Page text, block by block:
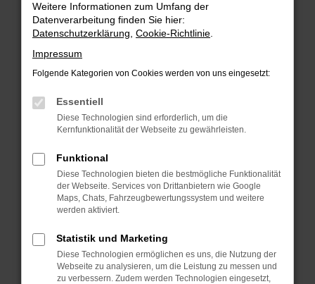
Überprüfe deine Firewall und deine
Internetverbindung.
Laden andere Webseiten, zum Beispiel deine
Suchmaschine?
Prüfe deine Browsererweiterungen.
Manche Erweiterungen, wie Werbeblocker,
können das Laden bestimmter Seiten
verhindern. Funktioniert die Seite in einem
Fenster?
Starte dein Gerät neu.
Das kann manchmal helfen, vorübergehende
Probleme zu beheben.
Betriebssystem auf dem neuesten Stand
sind.
Veraltete Software birgt nicht nur ein
Weitere Informationen zum Umfang der
Datenverarbeitung finden Sie hier:
Datenschutzerklärung Cookie-Richtlinie
Impressum
Folgende Kategorien von Cookies werden von uns eingesetzt:
Essentiell
Diese Technologien sind erforderlich, um die
Kernfunktionalität der Webseite zu gewährleisten.
Funktional
Diese Technologien bieten die bestmögliche Funktionalität
der Webseite. Services von Drittanbietern wie Google
Maps, Chats, Fahrzeugbewertungssystem und weitere
werden aktiviert.
Statistik und Marketing
Diese Technologien ermöglichen es uns, die Nutzung der
Webseite zu analysieren, um die Leistung zu messen und
zu verbessern. Zudem werden Technologien eingesetzt,